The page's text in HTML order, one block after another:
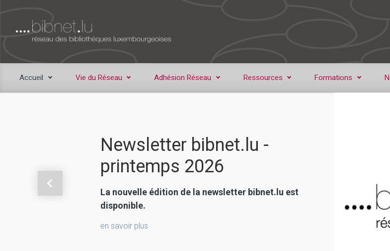
Skip to main content
Accueil Vie du Réseau Adhésion Réseau Ressources Formations
Newsletter bibnet.lu -
printemps 2026
La nouvelle édition de la newsletter bibnet.lu est
disponible.
en savoir plus
Previous